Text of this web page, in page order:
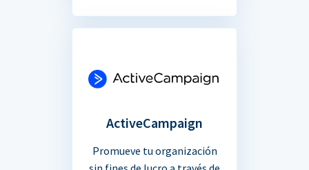
ActiveCampaign
Promueve tu organización